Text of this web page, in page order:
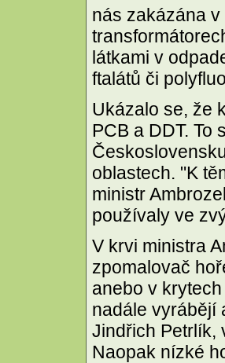
nás zakázána
látkami v
ftalátů či
Ukázalo se, že
PCB a DDT. To
oblastech. "K
ministr
používaly ve
V krvi ministra
zpomalovač
anebo v
nadále vyrábějí
Jindřich Petrlík,
Naopak nízké